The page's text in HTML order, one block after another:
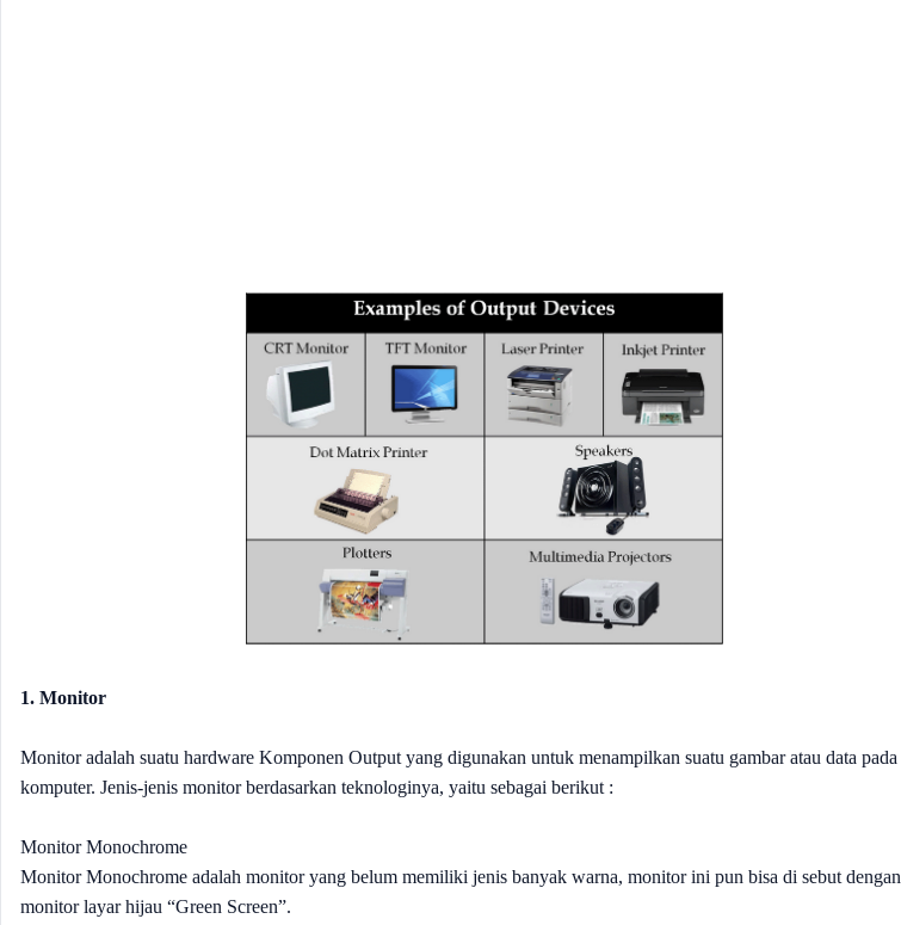
1. Monitor
Monitor adalah suatu hardware Komponen Output yang digunakan untuk menampilkan suatu gambar atau data pada
komputer. Jenis-jenis monitor berdasarkan teknologinya, yaitu sebagai berikut :
Monitor Monochrome
Monitor Monochrome adalah monitor yang belum memiliki jenis banyak warna, monitor ini pun bisa di sebut dengan
monitor layar hijau “Green Screen”.